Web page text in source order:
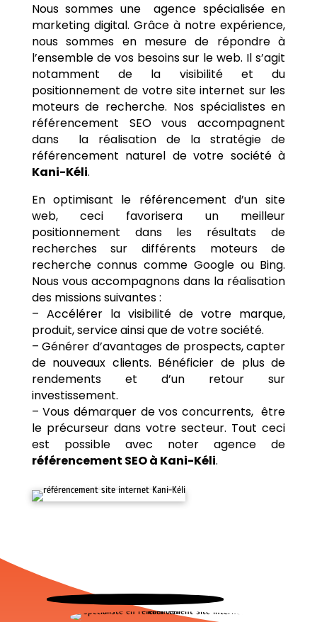
Nous sommes une agence spécialisée en
marketing digital. Grâce à notre expérience,
nous sommes en mesure de répondre à
l’ensemble de vos besoins sur le web. Il s’agit
notamment de la visibilité et du
positionnement de votre site internet sur les
moteurs de recherche. Nos spécialistes en
référencement SEO vous accompagnent
dans la réalisation de la stratégie de
référencement naturel de votre société à
Kani-Kéli.
En optimisant le référencement d’un site
web, ceci favorisera un meilleur
positionnement dans les résultats de
recherches sur différents moteurs de
recherche connus comme Google ou Bing.
Nous vous accompagnons dans la réalisation
des missions suivantes :
– Accélérer la visibilité de votre marque,
produit, service ainsi que de votre société.
– Générer d’avantages de prospects, capter
de nouveaux clients. Bénéficier de plus de
rendements et d’un retour sur
investissement.
– Vous démarquer de vos concurrents, être
le précurseur dans votre secteur. Tout ceci
est possible avec noter agence de
référencement SEO à Kani-Kéli.